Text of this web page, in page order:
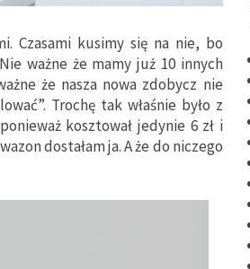
Czasami kusimy się na nie, bo
ważne że mamy już 10 innych
że nasza nowa zdobycz nie
Trochę tak właśnie było z
kosztował jedynie 6 zł i
dostałam ja. A że do niczego